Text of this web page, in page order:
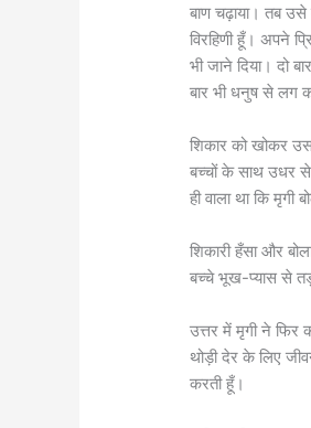
बाण चढ़ाया। तब उसे
विरहिणी हूँ। अपने
भी जाने दिया। दो
बार भी धनुष से लग
शिकार को खोकर
बच्चों के साथ उधर से
ही वाला था कि
शिकारी हँसा और
बच्चे भूख-प्यास से
उत्तर में मृगी ने फिर
थोड़ी देर के लिए
करती हूँ।